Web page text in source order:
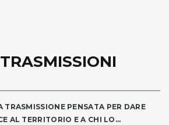
TRASMISSIONE PENSATA PER DARE
AL TERRITORIO E A CHI LO...